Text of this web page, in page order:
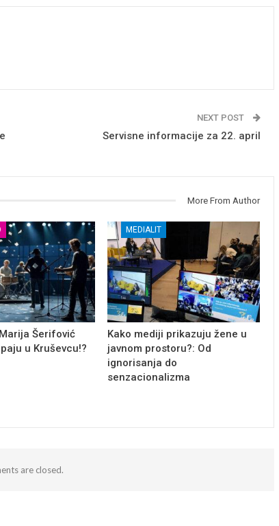
NEXT POST
Servisne informacije za 22. april
More From Author
Šerifović
u Kruševcu!?
MEDIALIT
Kako mediji prikazuju žene u
javnom prostoru?: Od
ignorisanja do
senzacionalizma
are closed.